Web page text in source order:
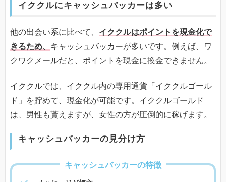
イククルにキャッシュバッカーは多い
他の出会い系に比べて、 イククルはポイントを現金化で
きるため、 キャッシュバッカーが多いです。例えば、ワ
クワクメールだと、ポイントを現金に換金できません。
イククルでは、イククル内の専用通貨「イククルゴール
ド」を貯めて、現金化が可能です。イククルゴールド
は、男性も貰えますが、女性の方が圧倒的に稼げます。
キャッシュバッカーの見分け方
キャッシュバッカーの特徴